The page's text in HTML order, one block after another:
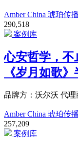
Amber China 琥珀传播
290,518
案例库
心安哲学，不
《岁月如歌
品牌方：沃尔沃 代理
Amber China 琥珀传播
257,209
案例库